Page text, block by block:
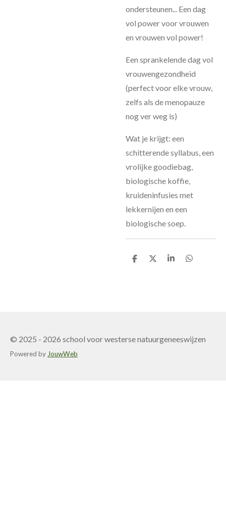
ondersteunen... Een dag
vol power voor vrouwen
en vrouwen vol power!
Een sprankelende dag vol
vrouwengezondheid
(perfect voor elke vrouw,
zelfs als de menopauze
nog ver weg is)
Wat je krijgt: een
schitterende syllabus, een
vrolijke goodiebag,
biologische koffie,
kruideninfusies met
lekkernijen en een
biologische soep.
D
D
S
D
© 2025 - 2026 school voor westerse natuurgeneeswijzen
Powered by JouwWeb